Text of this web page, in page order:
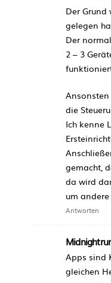
Der
gelegen
Der
2 – 3
die
Ich kenne
gemacht,
da wird
um
Antworten
Apps sind
gleichen